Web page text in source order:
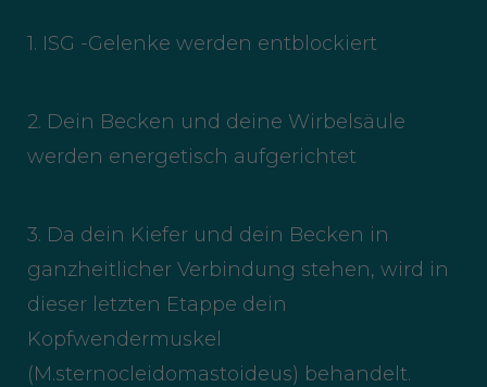
1. ISG -Gelenke werden entblockiert
2. Dein Becken und deine Wirbelsäule
werden energetisch aufgerichtet
3. Da dein Kiefer und dein Becken in
ganzheitlicher Verbindung stehen, wird in
dieser letzten Etappe dein
Kopfwendermuskel
(M.sternocleidomastoideus) behandelt.